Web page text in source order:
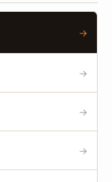
→
→
→
→